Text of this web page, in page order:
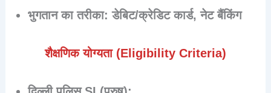
भुगतान का तरीका: डेबिट/क्रेडिट कार्ड, नेट बैंकिंग
शैक्षणिक योग्यता (Eligibility Criteria)